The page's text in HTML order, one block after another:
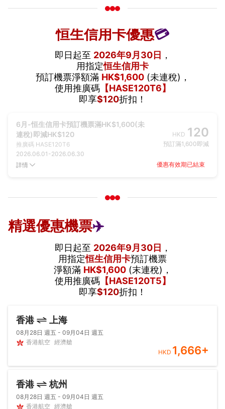
恒生信用卡優惠💳
即日起至 2026年9月30日 ，
用指定恒生信用卡
預訂機票淨額滿 HK$1,600(未連稅)，
使用推廣碼【HASE120T6】
即享$120折扣！
6月-恒生信用卡預訂機票滿HK$1,600(未
連稅)即減HK$120
推廣碼 HASE120T6
2026.06.01 -2026.06.30
HKD 120
預訂滿1,600即減
詳情 優惠有效期已結束
精選優惠機票✈️
即日起至 2026年9月30日 ，
用指定恒生信用卡預訂機票
淨額滿 HK$1,600(末連稅)，
使用推廣碼【HASE120T5】
即享$120折扣！
香港 上海
08月28日 週五 - 09月04日 週五
香港航空 經濟艙
HKD 1,666+
香港 杭州
08月28日 週五 - 09月04日 週五
香港航空 經濟艙